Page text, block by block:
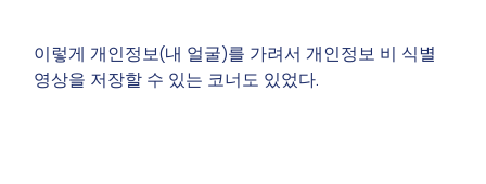
이렇게 개인정보(내 얼굴)를 가려서 개인정보 비 식별
영상을 저장할 수 있는 코너도 있었다.